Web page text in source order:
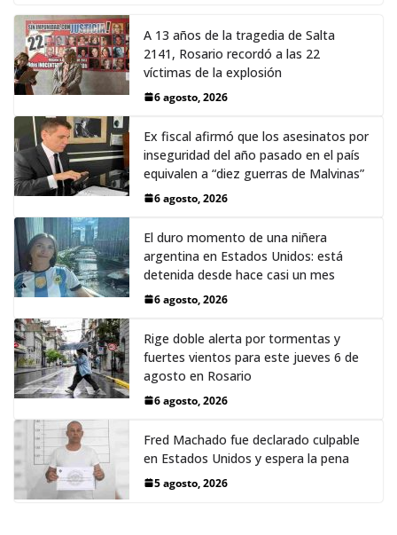
A 13 años de la tragedia de Salta
2141, Rosario recordó a las 22
víctimas de la explosión
6 agosto, 2026
Ex fiscal afirmó que los asesinatos por
inseguridad del año pasado en el país
equivalen a “diez guerras de Malvinas”
6 agosto, 2026
El duro momento de una niñera
argentina en Estados Unidos: está
detenida desde hace casi un mes
6 agosto, 2026
Rige doble alerta por tormentas y
fuertes vientos para este jueves 6 de
agosto en Rosario
6 agosto, 2026
Fred Machado fue declarado culpable
en Estados Unidos y espera la pena
5 agosto, 2026